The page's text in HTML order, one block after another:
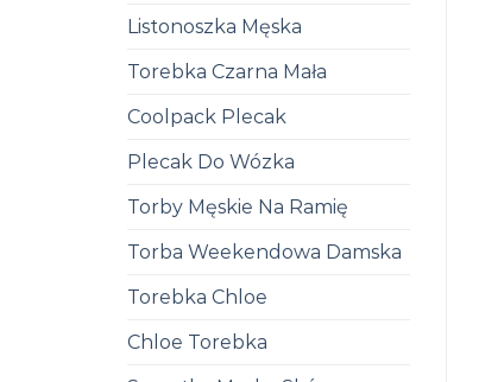
Listonoszka Męska
Torebka Czarna Mała
Coolpack Plecak
Plecak Do Wózka
Torby Męskie Na Ramię
Torba Weekendowa Damska
Torebka Chloe
Chloe Torebka